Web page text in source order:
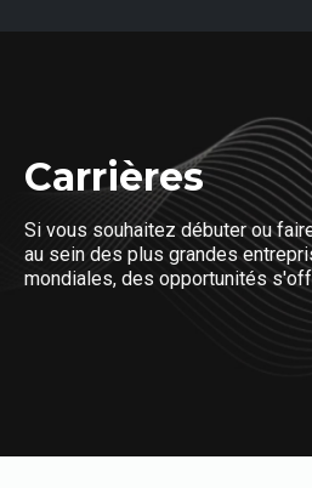
Carrières
Si vous souhaitez débuter ou
au sein des plus grandes
mondiales, des opportunités